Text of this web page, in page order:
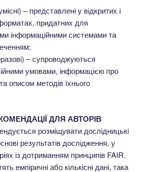
– представлені у відкритих і
придатних для
інформаційними системами та
– супроводжуються
умовами, інформацією про
описом методів їхнього
ДЛЯ АВТОРІВ
розміщувати дослідницькі
результатів дослідження, у
із дотриманням принципів FAIR.
емпіричні або кількісні дані, така